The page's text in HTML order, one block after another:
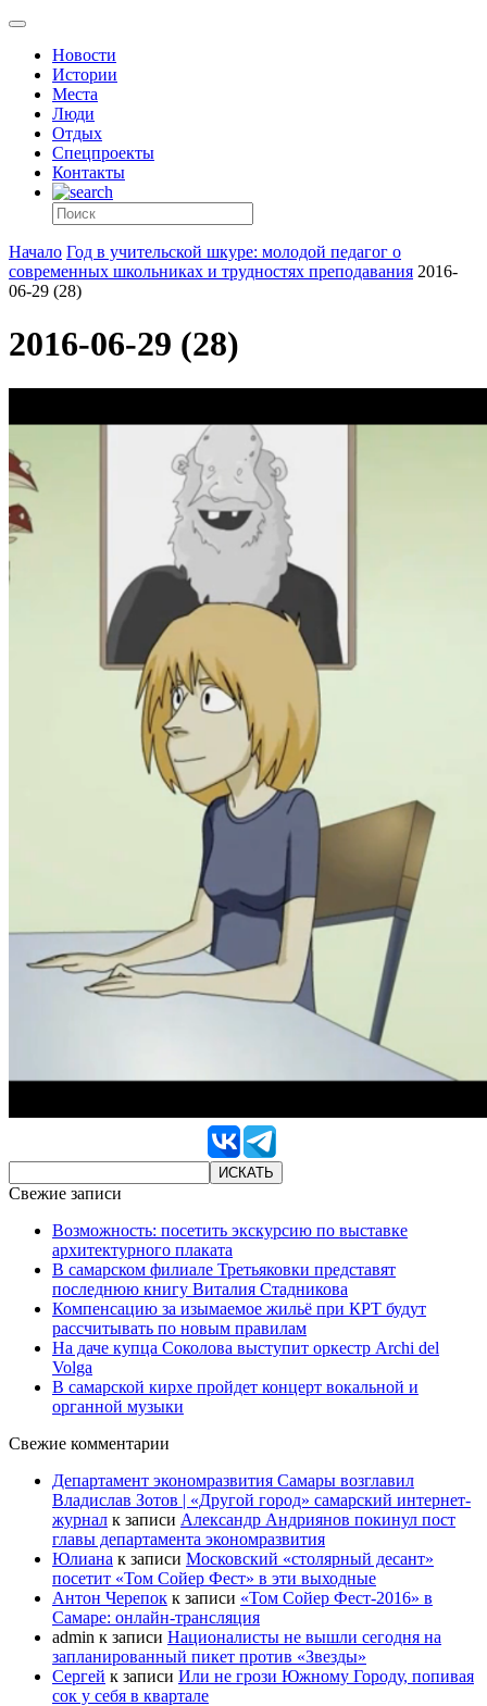
Новости
Истории
Места
Люди
Отдых
Спецпроекты
Контакты
Начало Год в учительской шкуре: молодой педагог о
современных школьниках и трудностях преподавания 2016-
06-29 (28)
2016-06-29 (28)
Свежие записи
Возможность: посетить экскурсию по выставке
архитектурного плаката
В самарском филиале Третьяковки представят
последнюю книгу Виталия Стадникова
Компенсацию за изымаемое жильё при КРТ будут
рассчитывать по новым правилам
На даче купца Соколова выступит оркестр Archi del
Volga
В самарской кирхе пройдет концерт вокальной и
органной музыки
Свежие комментарии
Департамент экономразвития Самары возглавил
Владислав Зотов | «Другой город» самарский интернет-
журнал к записи Александр Андриянов покинул пост
главы департамента экономразвития
Юлиана к записи Московский «столярный десант»
посетит «Том Сойер Фест» в эти выходные
Антон Черепок к записи «Том Сойер Фест-2016» в
Самаре: онлайн-трансляция
admin к записи Националисты не вышли сегодня на
запланированный пикет против «Звезды»
Сергей к записи Или не грози Южному Городу, попивая
сок у себя в квартале